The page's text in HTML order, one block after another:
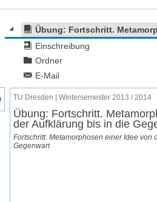
Übung: Fortschritt.
Einschreibung
Ordner
E-Mail
des Kursmenüs
TU Dresden | Wintersemester 2013 / 2014
Übung: Fortschritt.
der Aufklärung bis in die
Fortschritt. Metamorphosen einer Idee von
Gegenwart